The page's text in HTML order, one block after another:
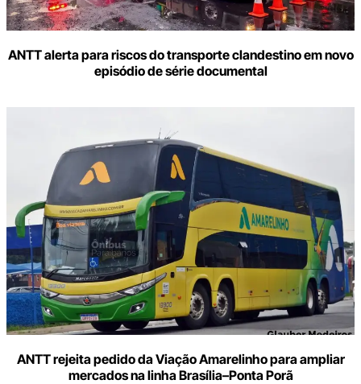
ANTT alerta para riscos do transporte clandestino em novo
episódio de série documental
ANTT rejeita pedido da Viação Amarelinho para ampliar
mercados na linha Brasília–Ponta Porã